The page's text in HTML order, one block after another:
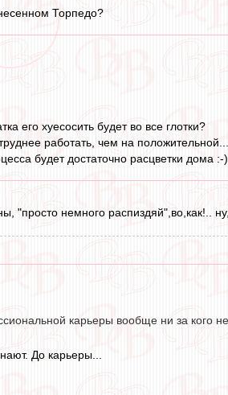
Торпедо?
его хуесосить будет во все глотки?
работать, чем на положительной...
будет достаточно расцветки дома :-)
"просто немного распиздяй",во,как!..
карьеры вообще ни за кого
До карьеры...